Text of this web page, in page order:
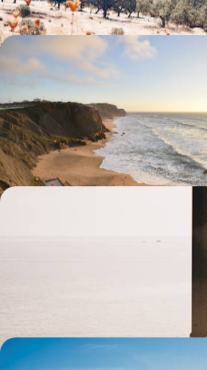
Hors saison, Lisbonne et
urbaines et retraite au vert
Fuir les foules estivales et profiter
alangui de Lisbonne puis du bon air de
6 jours, de 1900 à 2700 €
Porto, Guimarães et le Douro